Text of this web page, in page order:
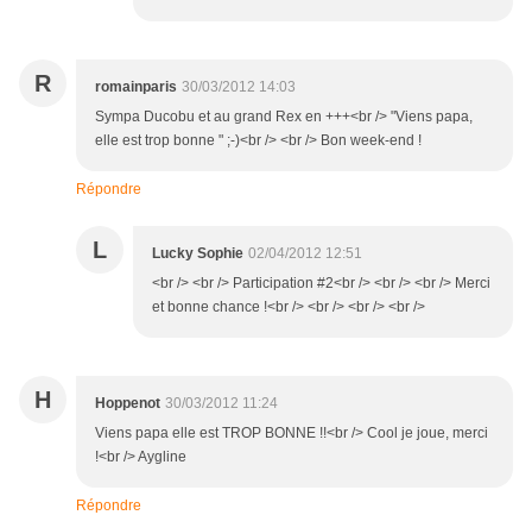
R romainparis 30/03/2012 14:03
Sympa Ducobu et au grand Rex en +++<br /> "Viens papa,
elle est trop bonne " ;-)<br /> <br /> Bon week-end !
Répondre
L Lucky Sophie 02/04/2012 12:51
<br /> <br /> Participation #2<br /> <br /> <br /> Merci
et bonne chance !<br /> <br /> <br /> <br />
H Hoppenot 30/03/2012 11:24
Viens papa elle est TROP BONNE !!<br /> Cool je joue, merci
!<br /> Aygline
Répondre